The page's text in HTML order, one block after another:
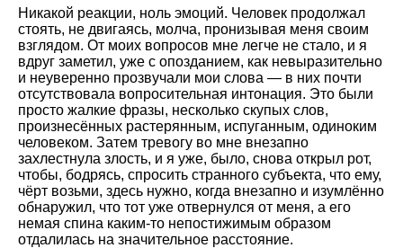
Никакой реакции, ноль эмоций. Человек продолжал
стоять, не двигаясь, молча, пронизывая меня своим
взглядом. От моих вопросов мне легче не стало, и я
вдруг заметил, уже с опозданием, как невыразительно
и неуверенно прозвучали мои слова — в них почти
отсутствовала вопросительная интонация. Это были
просто жалкие фразы, несколько скупых слов,
произнесённых растерянным, испуганным, одиноким
человеком. Затем тревогу во мне внезапно
захлестнула злость, и я уже, было, снова открыл рот,
чтобы, бодрясь, спросить странного субъекта, что ему,
чёрт возьми, здесь нужно, когда внезапно и изумлённо
обнаружил, что тот уже отвернулся от меня, а его
немая спина каким-то непостижимым образом
отдалилась на значительное расстояние.